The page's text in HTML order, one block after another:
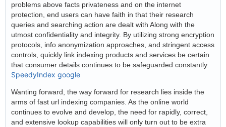
problems above facts privateness and on the internet
protection, end users can have faith in that their research
queries and searching action are dealt with Along with the
utmost confidentiality and integrity. By utilizing strong encryption
protocols, info anonymization approaches, and stringent access
controls, quickly link indexing products and services be certain
that consumer details continues to be safeguarded constantly.
SpeedyIndex google
Wanting forward, the way forward for research lies inside the
arms of fast url indexing companies. As the online world
continues to evolve and develop, the need for rapidly, correct,
and extensive lookup capabilities will only turn out to be extra